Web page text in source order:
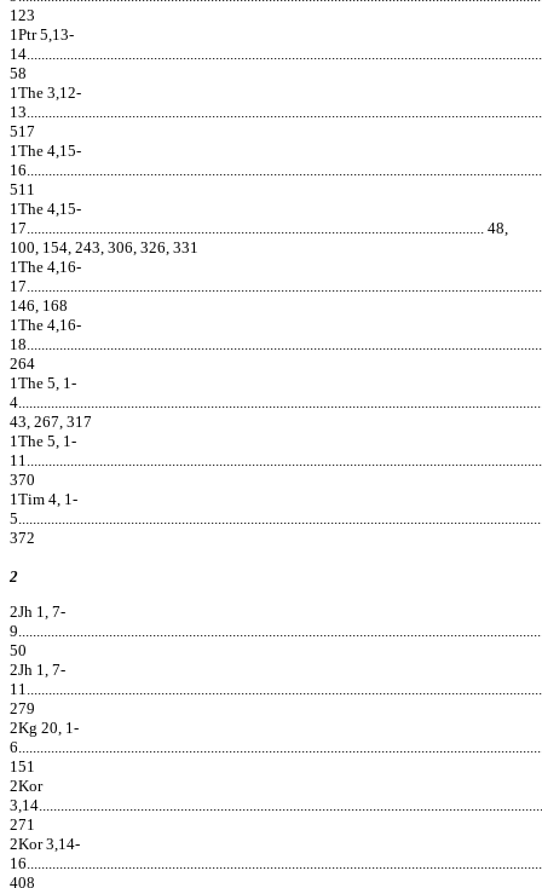
123
1Ptr 5,13-
58
1The 3,12-
517
1The 4,15-
511
1The 4,15-
17.............................................................................................................................. 48,
100, 154, 243, 306, 326, 331
1The 4,16-
146, 168
1The 4,16-
264
1The 5, 1-
43, 267, 317
1The 5, 1-
370
1Tim 4, 1-
372
2
2Jh 1, 7-
50
2Jh 1, 7-
279
2Kg 20, 1-
151
2Kor
271
2Kor 3,14-
408